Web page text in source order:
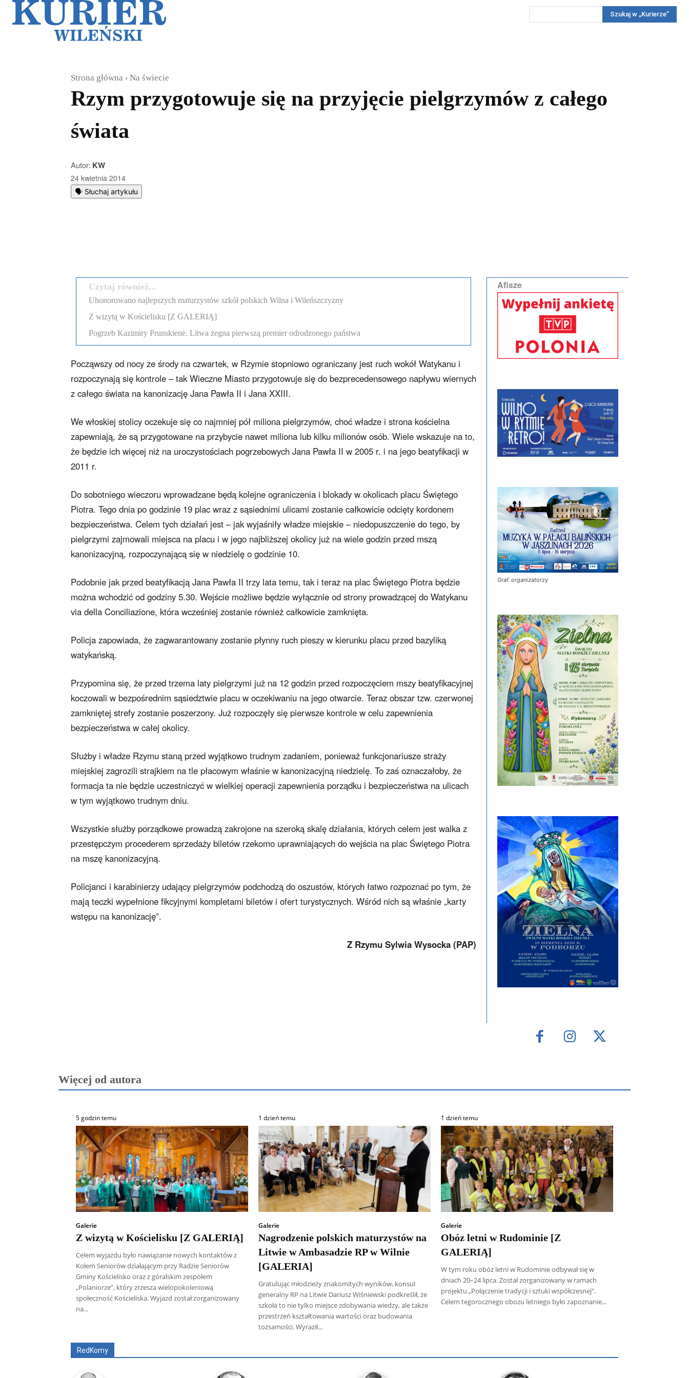
Reportaż KonkursyWięcej
Szukaj w „Kurierze”
Strona główna Na świecie
Rzym przygotowuje się na przyjęcie pielgrzymów z całego
świata
Autor: KW
24 kwietnia 2014
🗣️ Słuchaj artykułu
Czytaj również...
Uhonorowano najlepszych maturzystów szkół polskich Wilna i Wileńszczyzny
Z wizytą w Kościelisku [Z GALERIĄ]
Pogrzeb Kazimiry Prunskienė. Litwa żegna pierwszą premier odrodzonego państwa
Począwszy od nocy ze środy na czwartek, w Rzymie stopniowo ograniczany jest ruch wokół Watykanu i
rozpoczynają się kontrole – tak Wieczne Miasto przygotowuje się do bezprecedensowego napływu wiernych
z całego świata na kanonizację Jana Pawła II i Jana XXIII.
We włoskiej stolicy oczekuje się co najmniej pół miliona pielgrzymów, choć władze i strona kościelna
zapewniają, że są przygotowane na przybycie nawet miliona lub kilku milionów osób. Wiele wskazuje na to,
że będzie ich więcej niż na uroczystościach pogrzebowych Jana Pawła II w 2005 r. i na jego beatyfikacji w
2011 r.
Do sobotniego wieczoru wprowadzane będą kolejne ograniczenia i blokady w okolicach placu Świętego
Piotra. Tego dnia po godzinie 19 plac wraz z sąsiednimi ulicami zostanie całkowicie odcięty kordonem
bezpieczeństwa. Celem tych działań jest – jak wyjaśniły władze miejskie – niedopuszczenie do tego, by
pielgrzymi zajmowali miejsca na placu i w jego najbliższej okolicy już na wiele godzin przed mszą
kanonizacyjną, rozpoczynającą się w niedzielę o godzinie 10.
Podobnie jak przed beatyfikacją Jana Pawła II trzy lata temu, tak i teraz na plac Świętego Piotra będzie
można wchodzić od godziny 5.30. Wejście możliwe będzie wyłącznie od strony prowadzącej do Watykanu
via della Conciliazione, która wcześniej zostanie również całkowicie zamknięta.
Policja zapowiada, że zagwarantowany zostanie płynny ruch pieszy w kierunku placu przed bazyliką
watykańską.
Przypomina się, że przed trzema laty pielgrzymi już na 12 godzin przed rozpoczęciem mszy beatyfikacyjnej
koczowali w bezpośrednim sąsiedztwie placu w oczekiwaniu na jego otwarcie. Teraz obszar tzw. czerwonej
zamkniętej strefy zostanie poszerzony. Już rozpoczęły się pierwsze kontrole w celu zapewnienia
bezpieczeństwa w całej okolicy.
Służby i władze Rzymu staną przed wyjątkowo trudnym zadaniem, ponieważ funkcjonariusze straży
miejskiej zagrozili strajkiem na tle płacowym właśnie w kanonizacyjną niedzielę. To zaś oznaczałoby, że
formacja ta nie będzie uczestniczyć w wielkiej operacji zapewnienia porządku i bezpieczeństwa na ulicach
w tym wyjątkowo trudnym dniu.
Wszystkie służby porządkowe prowadzą zakrojone na szeroką skalę działania, których celem jest walka z
przestępczym procederem sprzedaży biletów rzekomo uprawniających do wejścia na plac Świętego Piotra
na mszę kanonizacyjną.
Policjanci i karabinierzy udający pielgrzymów podchodzą do oszustów, których łatwo rozpoznać po tym, że
mają teczki wypełnione fikcyjnymi kompletami biletów i ofert turystycznych. Wśród nich są właśnie „karty
wstępu na kanonizację”.
Z Rzymu Sylwia Wysocka (PAP)
Afisze
Graf. organizatorzy
Więcej od autora
5 godzin temu
Galerie
Z wizytą w Kościelisku [Z GALERIĄ]
Celem wyjazdu było nawiązanie nowych kontaktów z
Kołem Seniorów działającym przy Radzie Seniorów
Gminy Kościelisko oraz z góralskim zespołem
„Polaniorze”, który zrzesza wielopokoleniową
społeczność Kościeliska. Wyjazd został zorganizowany
na...
1 dzień temu
Galerie
Nagrodzenie polskich maturzystów na
Litwie w Ambasadzie RP w Wilnie
[GALERIA]
Gratulując młodzieży znakomitych wyników, konsul
generalny RP na Litwie Dariusz Wiśniewski podkreślił, że
szkoła to nie tylko miejsce zdobywania wiedzy, ale także
przestrzeń kształtowania wartości oraz budowania
tożsamości. Wyraził...
1 dzień temu
Galerie
Obóz letni w Rudominie [Z
GALERIĄ]
W tym roku obóz letni w Rudominie odbywał się w
dniach 20–24 lipca. Został zorganizowany w ramach
projektu „Połączenie tradycji i sztuki współczesnej”.
Celem tegorocznego obozu letniego było zapoznanie...
RedKomy
Antoni Radczenko Artur Płokszto